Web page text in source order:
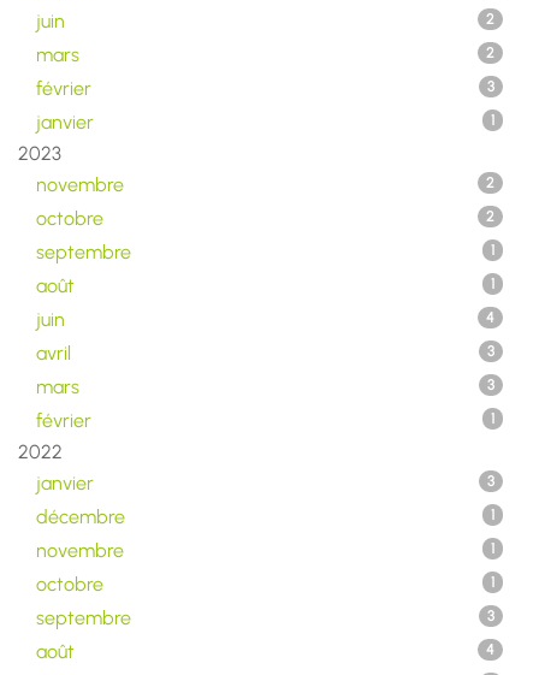
juin 2
mars 2
février 3
janvier 1
2023
novembre
2
octobre 2
septembre 1
août 1
juin 4
avril 3
mars 3
février 1
2022
janvier
3
décembre 1
novembre 1
octobre 1
septembre 3
août 4